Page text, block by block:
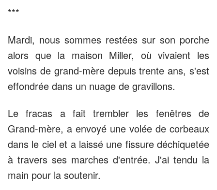
***
Mardi, nous sommes restées sur son porche
alors que la maison Miller, où vivaient les
voisins de grand-mère depuis trente ans, s'est
effondrée dans un nuage de gravillons.
Le fracas a fait trembler les fenêtres de
Grand-mère, a envoyé une volée de corbeaux
dans le ciel et a laissé une fissure déchiquetée
à travers ses marches d'entrée. J'ai tendu la
main pour la soutenir.